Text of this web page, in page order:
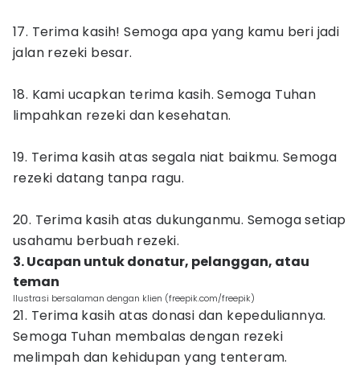
17. Terima kasih! Semoga apa yang kamu beri jadi
jalan rezeki besar.
18. Kami ucapkan terima kasih. Semoga Tuhan
limpahkan rezeki dan kesehatan.
19. Terima kasih atas segala niat baikmu. Semoga
rezeki datang tanpa ragu.
20. Terima kasih atas dukunganmu. Semoga setiap
usahamu berbuah rezeki.
3. Ucapan untuk donatur, pelanggan, atau
teman
Ilustrasi bersalaman dengan klien (freepik.com/freepik)
21. Terima kasih atas donasi dan kepeduliannya.
Semoga Tuhan membalas dengan rezeki
melimpah dan kehidupan yang tenteram.